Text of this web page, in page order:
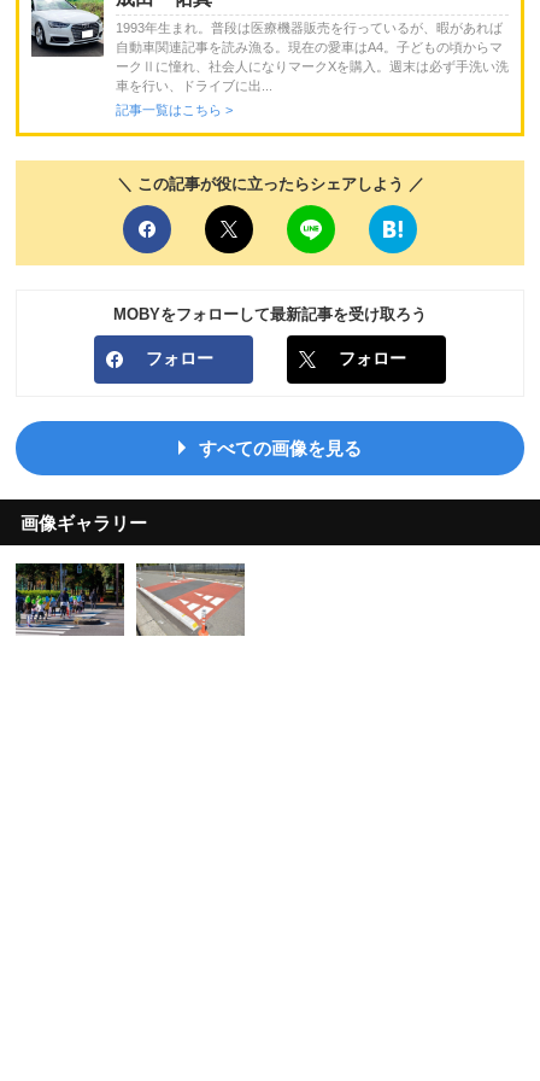
1993年生まれ。普段は医療機器販売を行っているが、暇があれば
自動車関連記事を読み漁る。現在の愛車はA4。子どもの頃からマ
ークⅡに憧れ、社会人になりマークXを購入。週末は必ず手洗い洗
車を行い、ドライブに出...
記事一覧はこちら >
＼ この記事が役に立ったらシェアしよう ／
MOBYをフォローして最新記事を受け取ろう
フォロー フォロー
すべての画像を見る
画像ギャラリー